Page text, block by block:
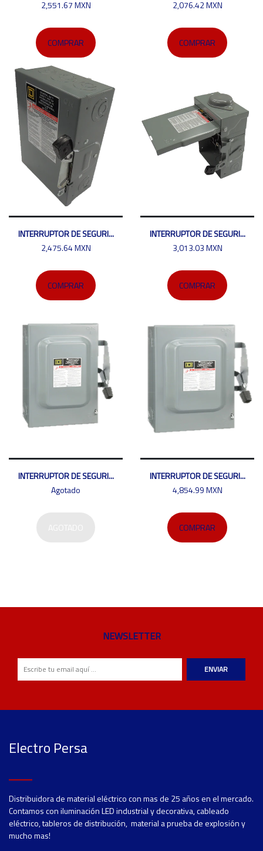
2,551.67 MXN
COMPRAR
2,076.42 MXN
COMPRAR
INTERRUPTOR DE SEGURI...
2,475.64 MXN
COMPRAR
INTERRUPTOR DE SEGURI...
3,013.03 MXN
COMPRAR
INTERRUPTOR DE SEGURI...
Agotado
INTERRUPTOR DE SEGURI...
4,854.99 MXN
COMPRAR
NEWSLETTER
ENVIAR
Electro Persa
Distribuidora de material eléctrico con mas de 25 años en el mercado.
Contamos con iluminación LED industrial y decorativa, cableado
eléctrico, tableros de distribución, material a prueba de explosión y
mucho mas!